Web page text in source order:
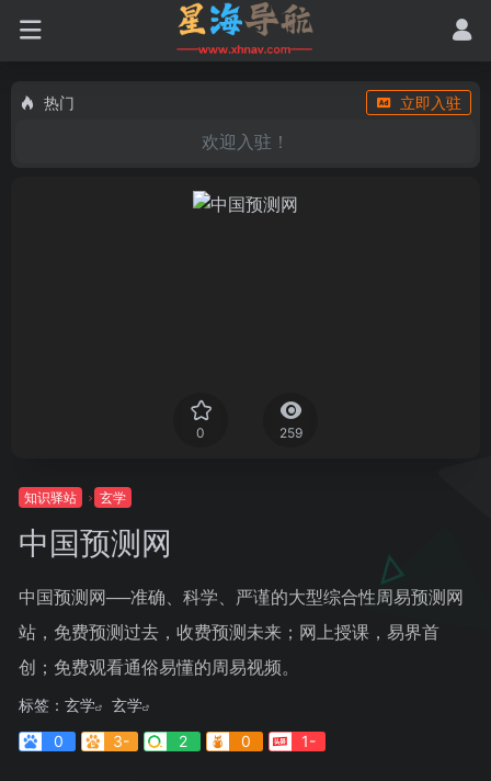
热门 立即入驻
欢迎入驻！
0 259
知识驿站 玄学
中国预测网
中国预测网──准确、科学、严谨的大型综合性周易预测网
站，免费预测过去，收费预测未来；网上授课，易界首
创；免费观看通俗易懂的周易视频。
标签： 玄学
玄学
0
3- 2 0 1-